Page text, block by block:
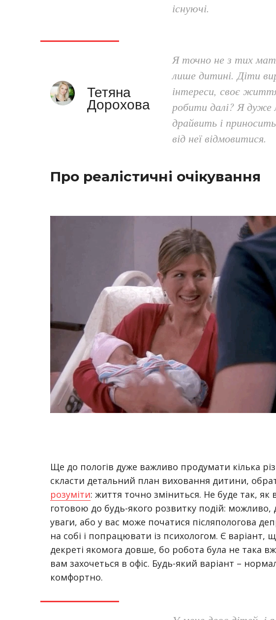
існуючі.
Тетяна
Дорохова
Я точно не з тих
лише дитині. Діти
інтереси, своє
робити далі? Я
драйвить і
від неї відмовитися.
Про реалістичні очікування
Ще до пологів дуже важливо продумати кілька
скласти детальний план виховання дитини,
розуміти: життя точно зміниться. Не буде так,
готовою до будь-якого розвитку подій: можливо,
уваги, або у вас може початися післяпологова
на собі і попрацювати із психологом. Є варіант,
декреті якомога довше, бо робота була не така
вам захочеться в офіс. Будь-який варіант –
комфортно.